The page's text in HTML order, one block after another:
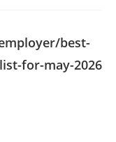
best-
for-may-2026